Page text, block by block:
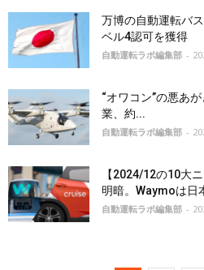
万博の自動運転バ
ベル4認可を獲得
自動運転ラボ編集部 -
“オワコン”の悪あ
業、約...
自動運転ラボ編集部 -
【2024/12の10大
明暗。Waymoは日
自動運転ラボ編集部 -